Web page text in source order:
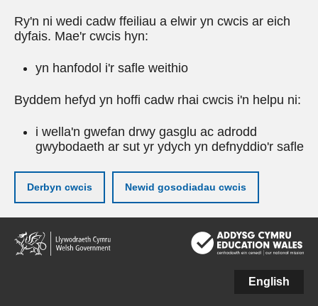
Ry'n ni wedi cadw ffeiliau a elwir yn cwcis ar eich
dyfais. Mae'r cwcis hyn:
yn hanfodol i'r safle weithio
Byddem hefyd yn hoffi cadw rhai cwcis i'n helpu ni:
i wella'n gwefan drwy gasglu ac adrodd
gwybodaeth ar sut yr ydych yn defnyddio'r safle
Derbyn cwcis Newid gosodiadau cwcis
Neidio
i'r
prif
English